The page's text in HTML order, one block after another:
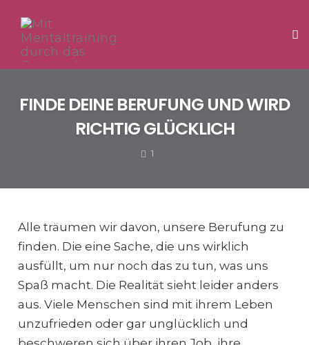
content
FINDE DEINE BERUFUNG UND WIRD
RICHTIG GLÜCKLICH
1
Alle träumen wir davon, unsere Berufung zu
finden. Die eine Sache, die uns wirklich
ausfüllt, um nur noch das zu tun, was uns
Spaß macht. Die Realität sieht leider anders
aus. Viele Menschen sind mit ihrem Leben
unzufrieden oder gar unglücklich und